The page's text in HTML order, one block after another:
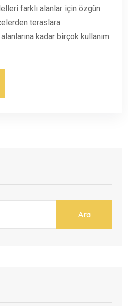
farklı alanlar için özgün
teraslara
kadar birçok kullanım
Ara